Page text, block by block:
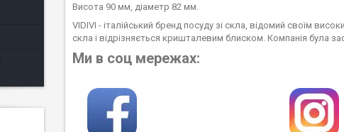
Висота 90 мм, діаметр 82 мм.
VIDIVI - італійський бренд посуду зі скла, відомий своїм
скла і відрізняється кришталевим блиском. Компанія була
Ми в соц мережах: